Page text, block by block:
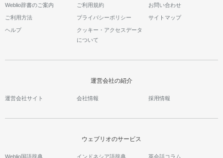
Weblio辞書のご案内 ご利用規約 お問い合わせ
ご利用方法 プライバシーポリシー サイトマップ
ヘルプ
クッキー・アクセスデータ
について
運営会社の紹介
運営会社サイト 会社情報 採用情報
ウェブリオのサービス
Weblio国語辞典 インドネシア語辞典 英会話コラム